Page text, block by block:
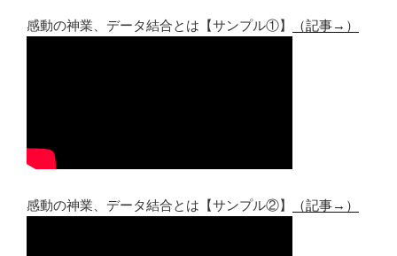
感動の神業、データ結合とは【サンプル①】 （記事→）
感動の神業、データ結合とは【サンプル②】 （記事→）